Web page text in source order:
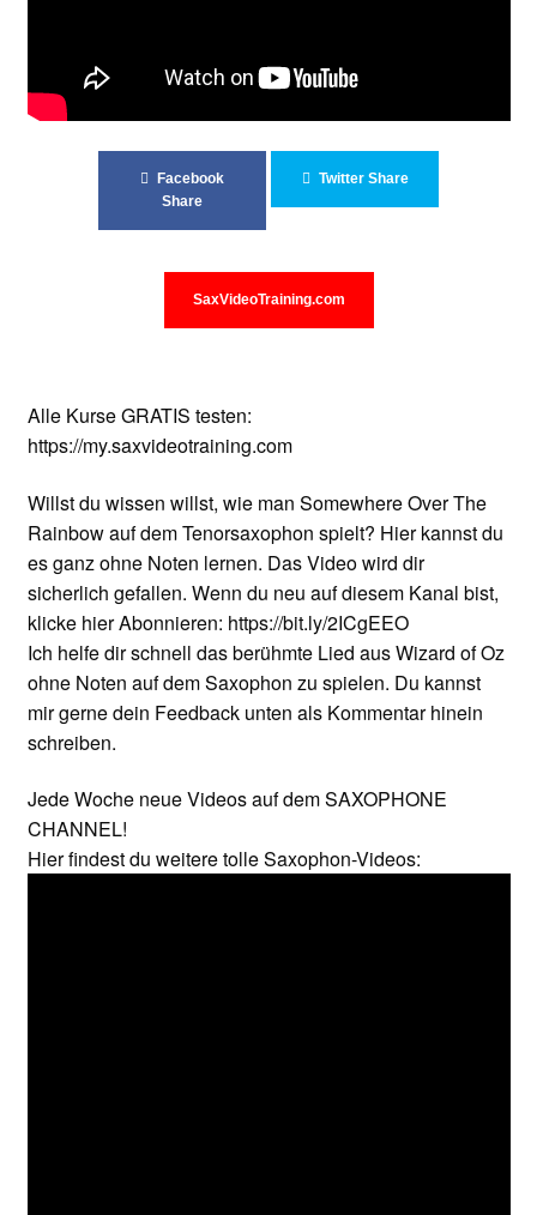
WORKSHOP
ÜBER UNS
NEWS BLOG
Facebook
Share
Twitter Share
SaxVideoTraining.com
Alle Kurse GRATIS testen:
https://my.saxvideotraining.com
Willst du wissen willst, wie man Somewhere Over The
Rainbow auf dem Tenorsaxophon spielt? Hier kannst du
es ganz ohne Noten lernen. Das Video wird dir
sicherlich gefallen. Wenn du neu auf diesem Kanal bist,
klicke hier Abonnieren: https://bit.ly/2ICgEEO
Ich helfe dir schnell das berühmte Lied aus Wizard of Oz
ohne Noten auf dem Saxophon zu spielen. Du kannst
mir gerne dein Feedback unten als Kommentar hinein
schreiben.
Jede Woche neue Videos auf dem SAXOPHONE
CHANNEL!
Hier findest du weitere tolle Saxophon-Videos: